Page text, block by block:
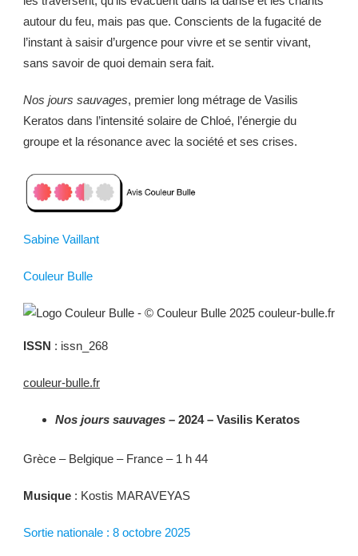
autour du feu, mais pas que. Conscients de la fugacité de
l’instant à saisir d’urgence pour vivre et se sentir vivant,
sans savoir de quoi demain sera fait.
Nos jours sauvages, premier long métrage de Vasilis
Keratos dans l’intensité solaire de Chloé, l’énergie du
groupe et la résonance avec la société et ses crises.
Sabine Vaillant
Couleur Bulle
ISSN : issn_268
couleur-bulle.fr
Nos jours sauvages – 2024 – Vasilis Keratos
Grèce – Belgique – France – 1 h 44
Musique : Kostis MARAVEYAS
Sortie nationale : 8 octobre 2025